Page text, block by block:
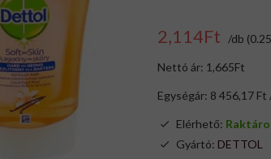
2,114Ft /db
Nettó ár: 1,665Ft
Egységár: 8 456,17
Elérhető:
Gyártó: DETTOL